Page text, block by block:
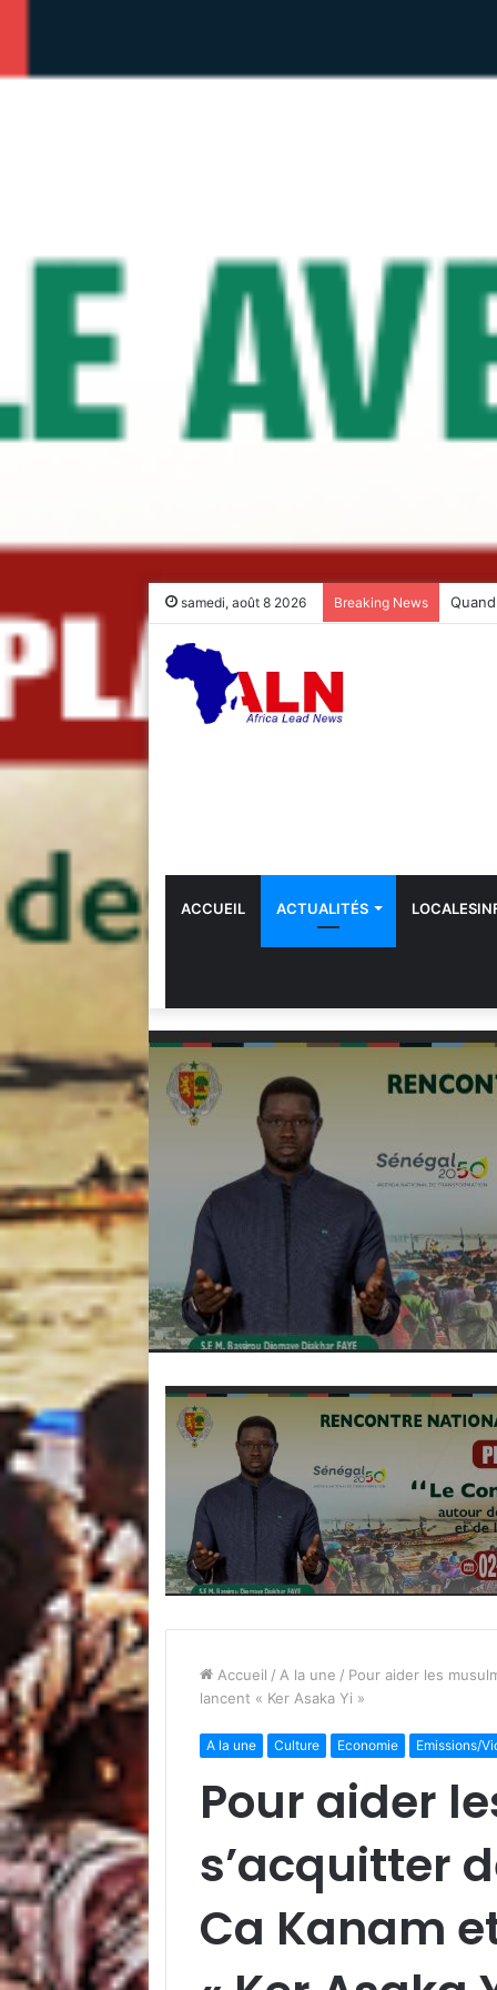
samedi, août 8 2026 Breaking News
ACCUEIL ACTUALITÉS
Accueil / A la une / Pour aider les
lancent « Ker Asaka Yi »
A la une Culture Economie Emissions/
Pour aider
s’acquitter
Ca Kanam